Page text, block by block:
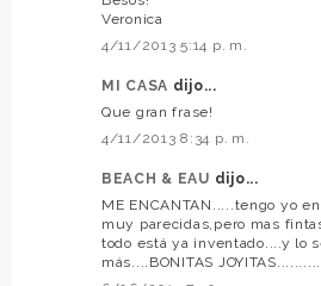
Veronica
4/11/2013 5:14 p. m.
MI CASA dijo...
Que gran frase!
4/11/2013 8:34 p. m.
BEACH & EAU dijo...
ME ENCANTAN.....tengo yo
muy parecidas,pero mas
todo está ya inventado....y lo
más....BONITAS